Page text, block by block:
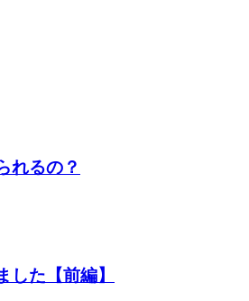
れるの？
た【前編】